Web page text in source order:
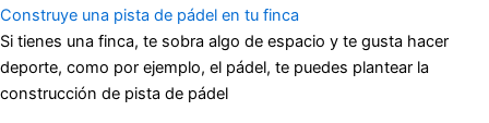
Construye una pista de pádel en tu finca
Si tienes una finca, te sobra algo de espacio y te gusta hacer
deporte, como por ejemplo, el pádel, te puedes plantear la
construcción de pista de pádel